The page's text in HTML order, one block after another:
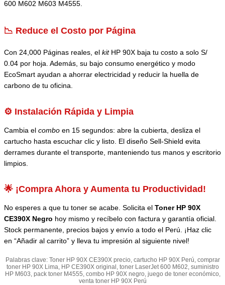
600 M602 M603 M4555.
📉 Reduce el Costo por Página
Con 24,000 Páginas reales, el kitHP 90X baja tu costo a solo S/
0.04 por hoja. Además, su bajo consumo energético y modo
EcoSmart ayudan a ahorrar electricidad y reducir la huella de
carbono de tu oficina.
⚙️ Instalación Rápida y Limpia
Cambia el combo en 15 segundos: abre la cubierta, desliza el
cartucho hasta escuchar clic y listo. El diseño Sell-Shield evita
derrames durante el transporte, manteniendo tus manos y escritorio
limpios.
🌟 ¡Compra Ahora y Aumenta tu Productividad!
No esperes a que tu toner se acabe. Solicita el Toner HP 90X
CE390X Negro hoy mismo y recíbelo con factura y garantía oficial.
Stock permanente, precios bajos y envío a todo el Perú. ¡Haz clic
en “Añadir al carrito” y lleva tu impresión al siguiente nivel!
Palabras clave: Toner HP 90X CE390X precio, cartucho HP 90X Perú, comprar
toner HP 90X Lima, HP CE390X original, toner LaserJet 600 M602, suministro
HP M603, pack toner M4555, combo HP 90X negro, juego de toner económico,
venta toner HP 90X Perú